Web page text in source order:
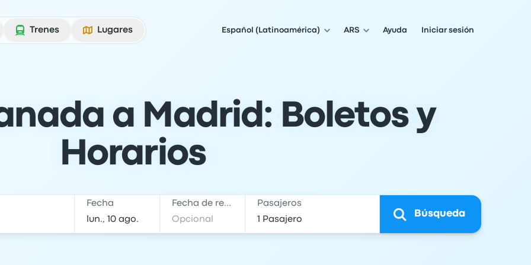
Trenes Lugares Español (Latinoamérica) ARS Ayuda Iniciar sesión
a Madrid: Boletos y
Horarios
Fecha Fecha de regreso Pasajeros
Búsqueda